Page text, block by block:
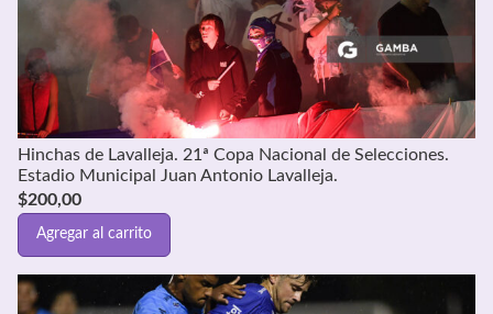
Hinchas de Lavalleja. 21ª Copa Nacional de Selecciones.
Estadio Municipal Juan Antonio Lavalleja.
$200,00
Agregar al carrito